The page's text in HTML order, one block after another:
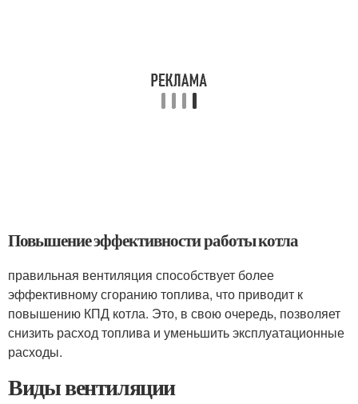
Повышение эффективности работы котла
правильная вентиляция способствует более
эффективному сгоранию топлива, что приводит к
повышению КПД котла. Это, в свою очередь, позволяет
снизить расход топлива и уменьшить эксплуатационные
расходы.
Виды вентиляции